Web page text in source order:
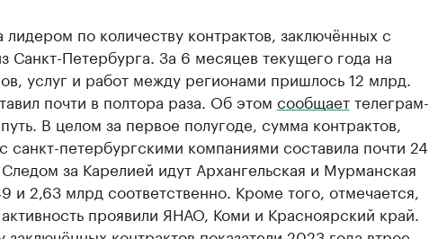
лидером по количеству контрактов, заключённых с
Санкт-Петербурга. За 6 месяцев текущего года на
услуг и работ между регионами пришлось 12 млрд.
почти в полтора раза. Об этом сообщаеттелеграм-
В целом за первое полугоде, сумма контрактов,
санкт-петербургскими компаниями составила почти 24
за Карелией идут Архангельская и Мурманская
и 2,63 млрд соответственно. Кроме того, отмечается,
проявили ЯНАО, Коми и Красноярский край.